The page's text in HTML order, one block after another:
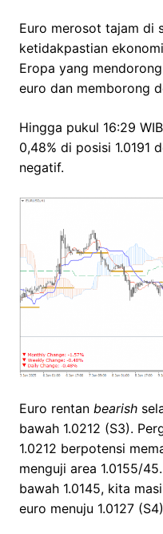
Euro merosot tajam di
ketidakpastian
Eropa yang
euro dan memborong
Hingga pukul 16:29
0,48% di posisi 1.0191
negatif.
Euro rentan bearish
bawah 1.0212 (S3).
1.0212 berpotensi
menguji area 1.0155/
bawah 1.0145, kita
euro menuju 1.0127